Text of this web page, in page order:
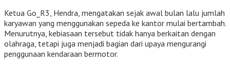
Ketua Go_R3, Hendra, mengatakan sejak awal bulan lalu jumlah
karyawan yang menggunakan sepeda ke kantor mulai bertambah.
Menurutnya, kebiasaan tersebut tidak hanya berkaitan dengan
olahraga, tetapi juga menjadi bagian dari upaya mengurangi
penggunaan kendaraan bermotor.